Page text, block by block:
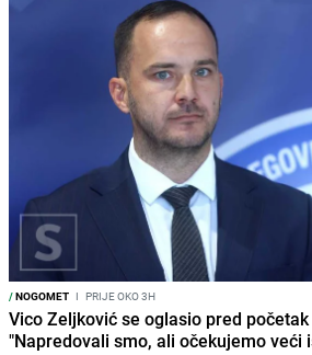
/NOGOMET I PRIJE OKO 3H
Vico Zeljković se oglasio pred
"Napredovali smo, ali očekujemo veći